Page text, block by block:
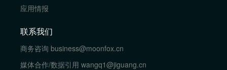
应用情报
联系我们
商务咨询 business@moonfox.cn
媒体合作/数据引用 wangq1@jiguang.cn